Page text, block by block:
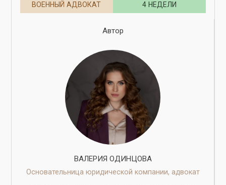
ВОЕННЫЙ АДВОКАТ 4 НЕДЕЛИ
Автор
ВАЛЕРИЯ ОДИНЦОВА
Основательница юридической компании, адвокат